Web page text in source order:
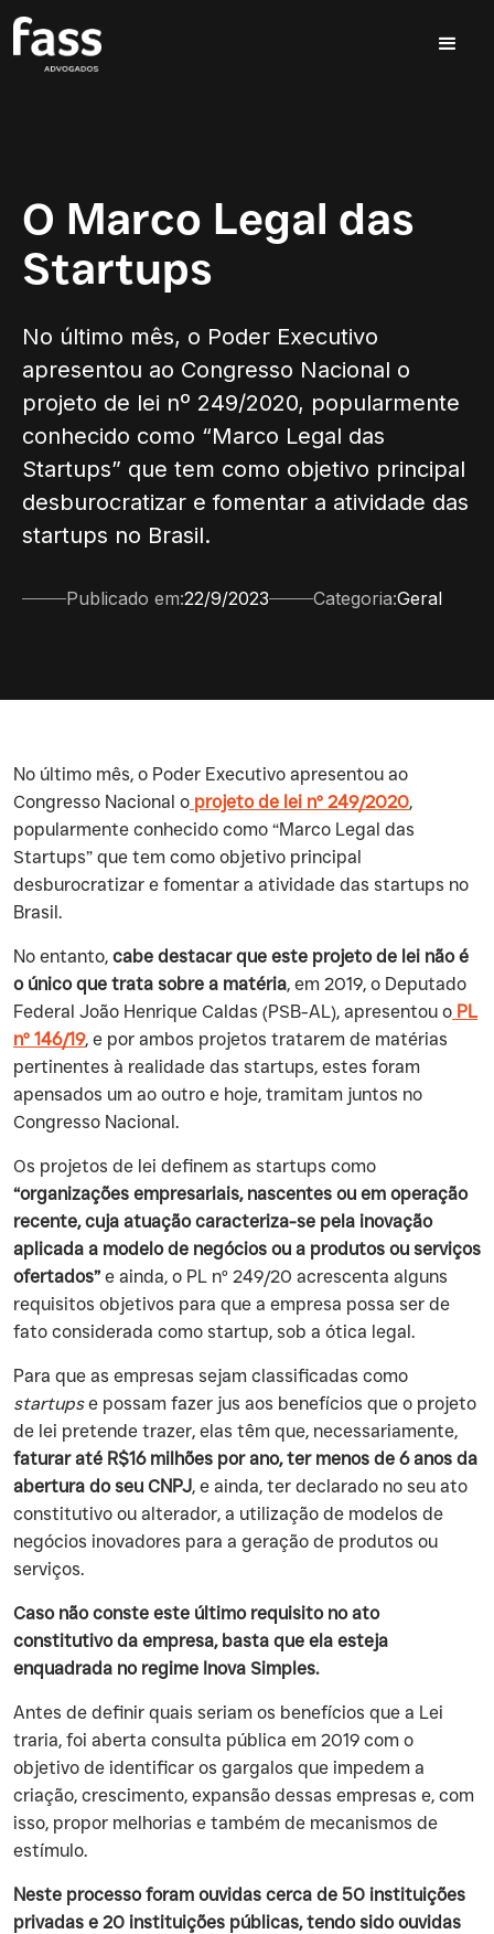
O Marco Legal das
Startups
No último mês, o Poder Executivo
apresentou ao Congresso Nacional o
projeto de lei nº 249/2020, popularmente
conhecido como “Marco Legal das
Startups” que tem como objetivo principal
desburocratizar e fomentar a atividade das
startups no Brasil.
Publicado em:22/9/2023 Categoria:Geral
‍No último mês, o Poder Executivo apresentou ao
Congresso Nacional o projeto de lei nº 249/2020,
popularmente conhecido como “Marco Legal das
Startups” que tem como objetivo principal
desburocratizar e fomentar a atividade das startups no
Brasil.
‍No entanto, cabe destacar que este projeto de lei não é
o único que trata sobre a matéria, em 2019, o Deputado
Federal João Henrique Caldas (PSB-AL), apresentou o PL
nº 146/19, e por ambos projetos tratarem de matérias
pertinentes à realidade das startups, estes foram
apensados um ao outro e hoje, tramitam juntos no
Congresso Nacional.
‍Os projetos de lei definem as startups como
“organizações empresariais, nascentes ou em operação
recente, cuja atuação caracteriza-se pela inovação
aplicada a modelo de negócios ou a produtos ou serviços
ofertados” e ainda, o PL nº 249/20 acrescenta alguns
requisitos objetivos para que a empresa possa ser de
fato considerada como startup, sob a ótica legal.
‍Para que as empresas sejam classificadas como
startupse possam fazer jus aos benefícios que o projeto
de lei pretende trazer, elas têm que, necessariamente,
faturar até R$16 milhões por ano, ter menos de 6 anos da
abertura do seu CNPJ, e ainda, ter declarado no seu ato
constitutivo ou alterador, a utilização de modelos de
negócios inovadores para a geração de produtos ou
serviços.
Caso não conste este último requisito no ato
constitutivo da empresa, basta que ela esteja
enquadrada no regime Inova Simples.
‍Antes de definir quais seriam os benefícios que a Lei
traria, foi aberta consulta pública em 2019 com o
objetivo de identificar os gargalos que impedem a
criação, crescimento, expansão dessas empresas e, com
isso, propor melhorias e também de mecanismos de
estímulo.
Neste processo foram ouvidas cerca de 50 instituições
privadas e 20 instituições públicas, tendo sido ouvidas